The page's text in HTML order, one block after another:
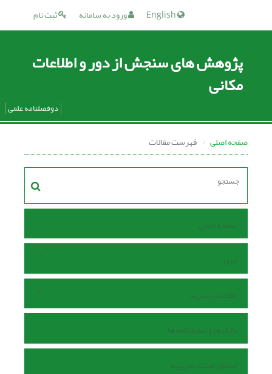
ثبت نام ورود به سامانه
پژوهش های سنجش از دور و اطلاعات
مکانی
دوفصلنامه علمی
صفحه اصلی فهرست مقالات
صفحه اصلی
مرور
اطلاعات نشریه
بانک ها و نمایه نامه ها
اعضای هیات تحریریه